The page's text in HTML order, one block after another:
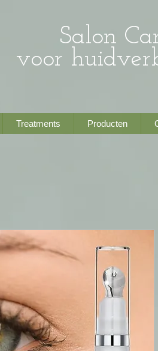
Salon
voor
Treatments Producten